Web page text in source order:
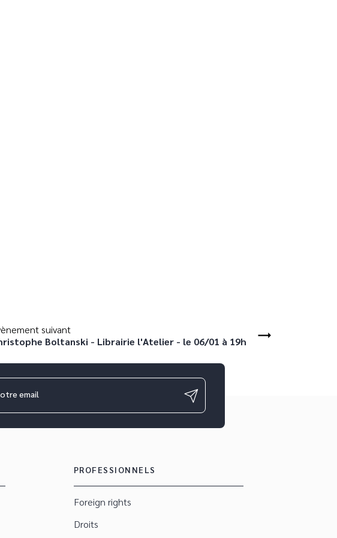
suivant
Boltanski - Librairie l'Atelier - le 06/01 à 19h
email
PROFESSIONNELS
Foreign rights
Droits